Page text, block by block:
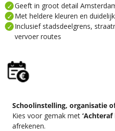
Geeft in groot detail
Met heldere kleuren en
Inclusief stadsdeelgrens,
vervoer routes
Schoolinstelling, organisatie
Kies voor gemak met ‘Achteraf
afrekenen.